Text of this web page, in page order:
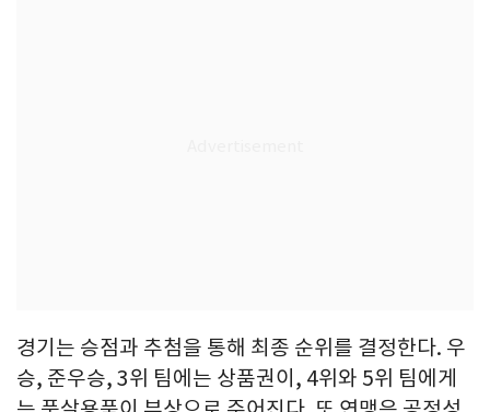
경기는 승점과 추첨을 통해 최종 순위를 결정한다. 우
승, 준우승, 3위 팀에는 상품권이, 4위와 5위 팀에게